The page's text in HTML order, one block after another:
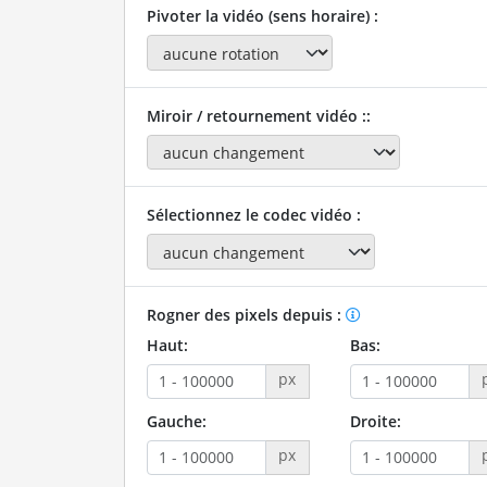
Pivoter la vidéo (sens horaire) :
Miroir / retournement vidéo ::
Sélectionnez le codec vidéo :
Rogner des pixels depuis :
Haut:
px
Bas:
Gauche:
px
Droite: